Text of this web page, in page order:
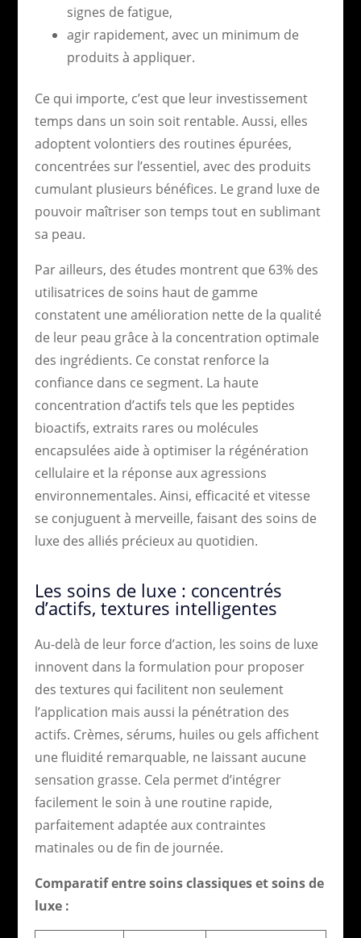
signes de fatigue,
agir rapidement, avec un minimum de
produits à appliquer.
Ce qui importe, c’est que leur investissement
temps dans un soin soit rentable. Aussi, elles
adoptent volontiers des routines épurées,
concentrées sur l’essentiel, avec des produits
cumulant plusieurs bénéfices. Le grand luxe de
pouvoir maîtriser son temps tout en sublimant
sa peau.
Par ailleurs, des études montrent que 63% des
utilisatrices de soins haut de gamme
constatent une amélioration nette de la qualité
de leur peau grâce à la concentration optimale
des ingrédients. Ce constat renforce la
confiance dans ce segment. La haute
concentration d’actifs tels que les peptides
bioactifs, extraits rares ou molécules
encapsulées aide à optimiser la régénération
cellulaire et la réponse aux agressions
environnementales. Ainsi, efficacité et vitesse
se conjuguent à merveille, faisant des soins de
luxe des alliés précieux au quotidien.
Les soins de luxe : concentrés
d’actifs, textures intelligentes
Au-delà de leur force d’action, les soins de luxe
innovent dans la formulation pour proposer
des textures qui facilitent non seulement
l’application mais aussi la pénétration des
actifs. Crèmes, sérums, huiles ou gels affichent
une fluidité remarquable, ne laissant aucune
sensation grasse. Cela permet d’intégrer
facilement le soin à une routine rapide,
parfaitement adaptée aux contraintes
matinales ou de fin de journée.
Comparatif entre soins classiques et soins de
luxe :